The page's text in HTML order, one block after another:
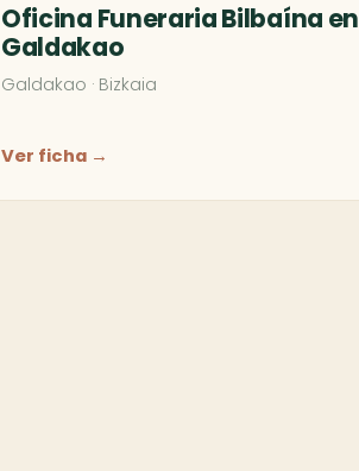
Oficina Funeraria Bilbaína en
Galdakao
Galdakao · Bizkaia
Ver ficha →